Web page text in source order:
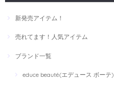
新発売アイテム！
売れてます！人気アイテム
ブランド一覧
educe beauté(エデュース ボーテ)